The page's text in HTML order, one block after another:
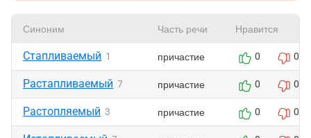
Синоним Часть речи Нравится
Стапливаемый 1 причастие 0 0
Растапливаемый 7 причастие 0 0
Растопляемый 3 причастие 0 0